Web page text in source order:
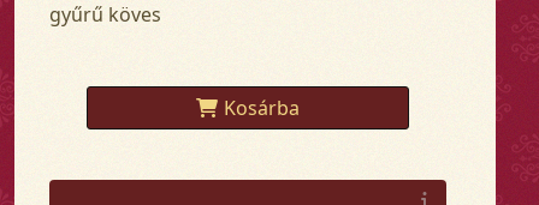
gyűrű köves
Kosárba